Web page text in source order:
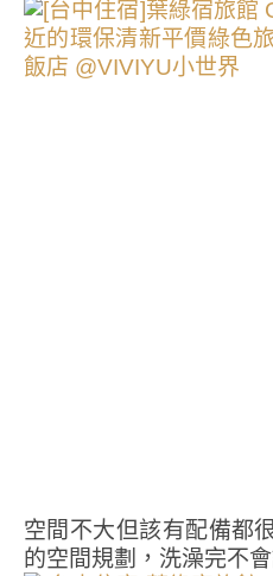
空間不大但該有配備都
的空間規劃，洗澡完不